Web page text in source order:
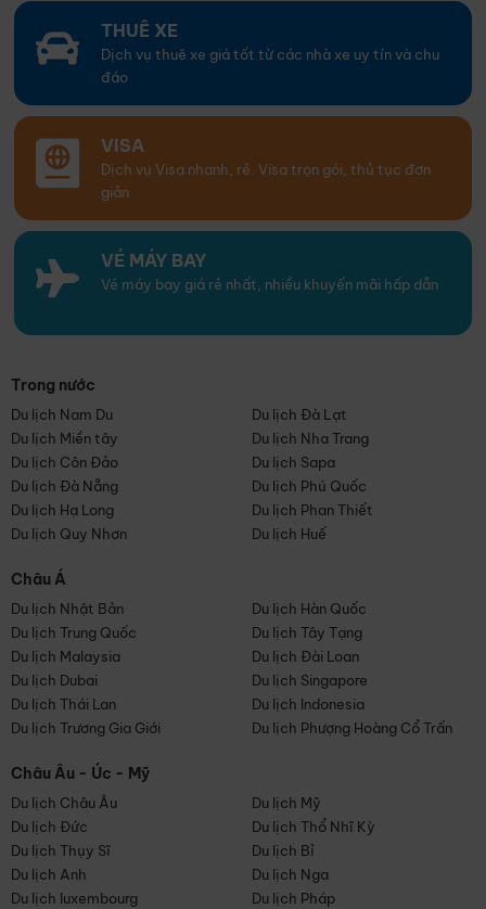
THUÊ XE
Dịch vụ thuê xe giá tốt từ các nhà xe uy tín và chu
đáo
VISA
Dịch vụ Visa nhanh, rẻ. Visa trọn gói, thủ tục đơn
giản
VÉ MÁY BAY
Vé máy bay giá rẻ nhất, nhiều khuyến mãi hấp dẫn
Trong nước
Du lịch Nam Du
Du lịch Đà Lạt
Du lịch Miền tây
Du lịch Nha Trang
Du lịch Côn Đảo
Du lịch Sapa
Du lịch Đà Nẵng
Du lịch Phú Quốc
Du lịch Hạ Long
Du lịch Phan Thiết
Du lịch Quy Nhơn
Du lịch Huế
Châu Á
Du lịch Nhật Bản
Du lịch Hàn Quốc
Du lịch Trung Quốc
Du lịch Tây Tạng
Du lịch Malaysia
Du lịch Đài Loan
Du lịch Dubai
Du lịch Singapore
Du lịch Thái Lan
Du lịch Indonesia
Du lịch Trương Gia Giới
Du lịch Phượng Hoàng Cổ Trấn
Châu Âu - Úc - Mỹ
Du lịch Châu Âu
Du lịch Mỹ
Du lịch Đức
Du lịch Thổ Nhĩ Kỳ
Du lịch Thụy Sĩ
Du lịch Bỉ
Du lịch Anh
Du lịch Nga
Du lịch luxembourg
Du lịch Pháp